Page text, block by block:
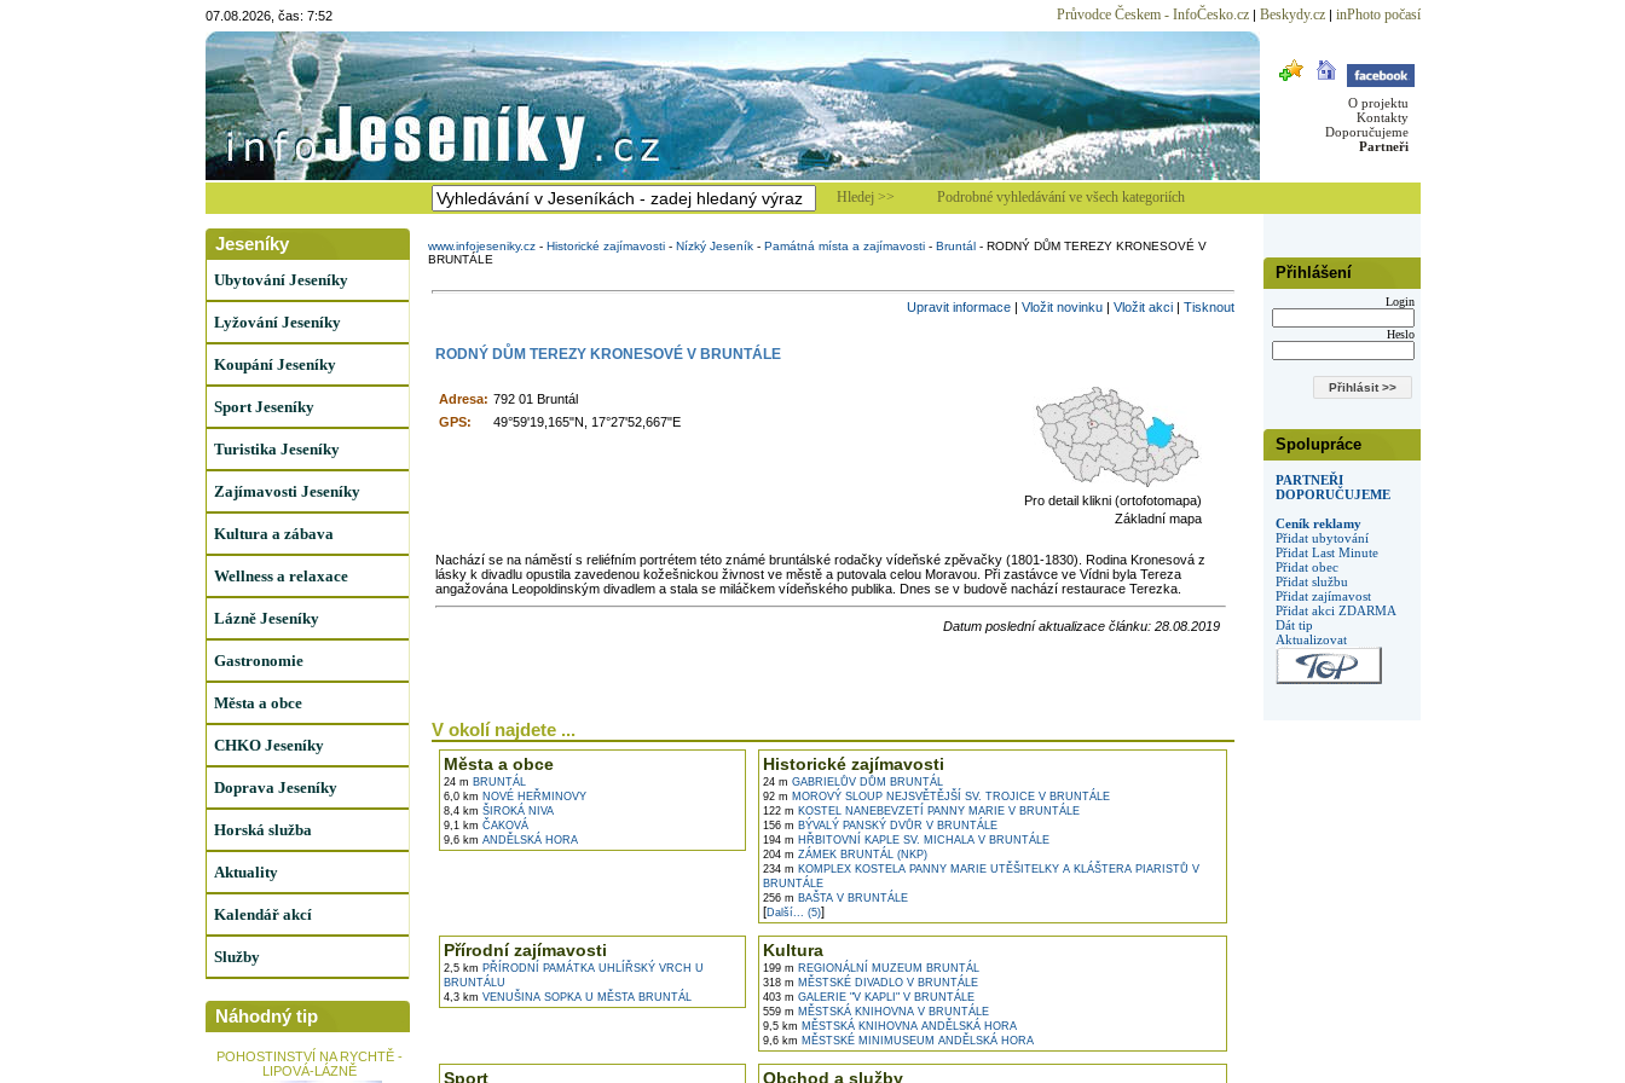
07.08.2026, čas: 7:52 Průvodce Českem - InfoČesko.cz| Beskydy.cz| inPhoto počasí
O projektu
Kontakty
Doporučujeme
Partneři
Hledej >> Podrobné vyhledávání ve všech kategoriích
Přihlášení
Login
Heslo
Spolupráce
PARTNEŘI
DOPORUČUJEME
Ceník reklamy
Přidat ubytování
Přidat Last Minute
Přidat obec
Přidat službu
Přidat zajímavost
Přidat akci ZDARMA
Dát tip
Aktualizovat
Jeseníky
Ubytování Jeseníky
Lyžování Jeseníky
Koupání Jeseníky
Sport Jeseníky
Turistika Jeseníky
Zajímavosti Jeseníky
Kultura a zábava
Wellness a relaxace
Lázně Jeseníky
Gastronomie
Města a obce
CHKO Jeseníky
Doprava Jeseníky
Horská služba
Aktuality
Kalendář akcí
Služby
Náhodný tip
POHOSTINSTVÍ NA RYCHTĚ -
LIPOVÁ-LÁZNĚ
www.infojeseniky.cz- Historické zajímavosti- Nízký Jeseník- Památná místa a zajímavosti- Bruntál- RODNÝ DŮM TEREZY KRONESOVÉ V
BRUNTÁLE
Upravit informace| Vložit novinku| Vložit akci| Tisknout
RODNÝ DŮM TEREZY KRONESOVÉ V BRUNTÁLE
Adresa: 792 01 Bruntál
GPS:
49°59'19,165"N, 17°27'52,667"E
Pro detail klikni (ortofotomapa)
Základní mapa
Nachází se na náměstí s reliéfním portrétem této známé bruntálské rodačky vídeňské zpěvačky (1801-1830). Rodina Kronesová z
lásky k divadlu opustila zavedenou kožešnickou živnost ve městě a putovala celou Moravou. Při zastávce ve Vídni byla Tereza
angažována Leopoldinským divadlem a stala se miláčkem vídeňského publika. Dnes se v budově nachází restaurace Terezka.
Datum poslední aktualizace článku: 28.08.2019
V okolí najdete ...
Města a obce
24 m BRUNTÁL
6,0 km NOVÉ HEŘMINOVY
8,4 km ŠIROKÁ NIVA
9,1 km ČAKOVÁ
9,6 km ANDĚLSKÁ HORA
Historické zajímavosti
24 m GABRIELŮV DŮM BRUNTÁL
92 m MOROVÝ SLOUP NEJSVĚTĚJŠÍ SV. TROJICE V BRUNTÁLE
122 m KOSTEL NANEBEVZETÍ PANNY MARIE V BRUNTÁLE
156 m BÝVALÝ PANSKÝ DVŮR V BRUNTÁLE
194 m HŘBITOVNÍ KAPLE SV. MICHALA V BRUNTÁLE
204 m ZÁMEK BRUNTÁL (NKP)
234 m KOMPLEX KOSTELA PANNY MARIE UTĚŠITELKY A KLÁŠTERA PIARISTŮ V
BRUNTÁLE
256 m BAŠTA V BRUNTÁLE
[Další... (5)]
Přírodní zajímavosti
2,5 km PŘÍRODNÍ PAMÁTKA UHLÍŘSKÝ VRCH U
BRUNTÁLU
4,3 km VENUŠINA SOPKA U MĚSTA BRUNTÁL
Kultura
199 m REGIONÁLNÍ MUZEUM BRUNTÁL
318 m MĚSTSKÉ DIVADLO V BRUNTÁLE
403 m GALERIE "V KAPLI" V BRUNTÁLE
559 m MĚSTSKÁ KNIHOVNA V BRUNTÁLE
9,5 km MĚSTSKÁ KNIHOVNA ANDĚLSKÁ HORA
9,6 km MĚSTSKÉ MINIMUSEUM ANDĚLSKÁ HORA
Sport Obchod a služby